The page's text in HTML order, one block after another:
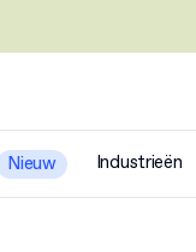
Nieuw Industrieën